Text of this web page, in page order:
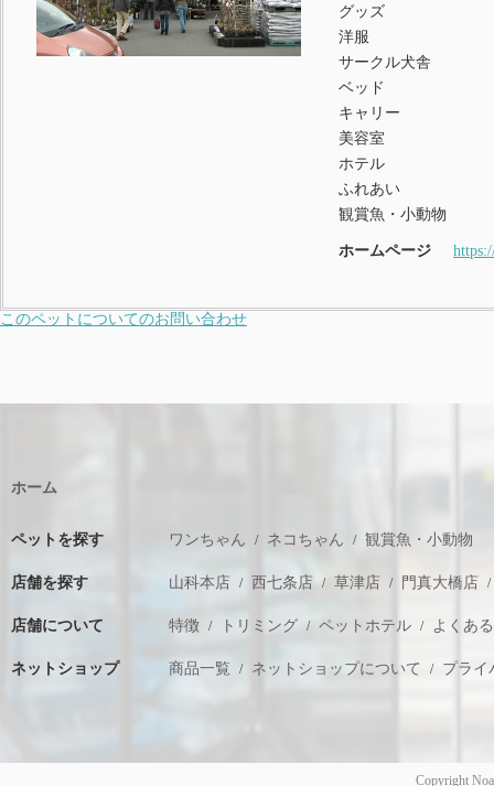
グッズ
洋服
サークル犬舎
ベッド
キャリー
美容室
ホテル
ふれあい
観賞魚・小動物
ホームページ
このペットについてのお問い合わせ
ホーム
ペットを探す ワンちゃん ネコちゃん 観賞魚・小動物
店舗を探す 山科本店 西七条店 草津店 門真大橋店
店舗について 特徴 トリミング ペットホテル よくあ
ネットショップ 商品一覧 ネットショップについて プライ
Copyright